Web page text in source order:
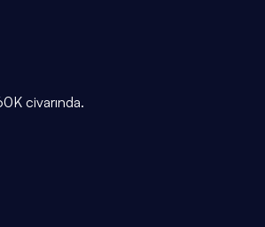
civarında.